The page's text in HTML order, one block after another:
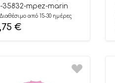
Μπεζ-Μαρίν
Μανίκι, Χοντρή
Βαμβακερό 100%
Baby
35832-mpez-marin
Διαθέσιμο από 15-30 ημέρες
€